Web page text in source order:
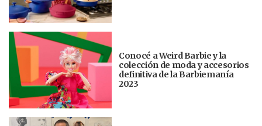
Conocé a Weird Barbie y la
colección de moda y accesorios
definitiva de la Barbiemanía
2023